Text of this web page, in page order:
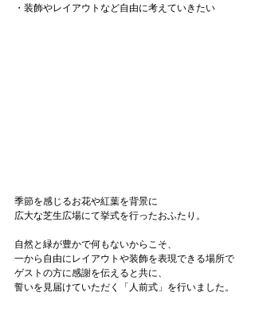
・装飾やレイアウトなど自由に考えていきたい
季節を感じるお花や紅葉を背景に
広大な芝生広場にて挙式を行ったおふたり。
自然と緑が豊かで何もないからこそ、
一から自由にレイアウトや装飾を表現できる場所で
ゲストの方に感謝を伝えると共に、
誓いを見届けていただく「人前式」を行いました。